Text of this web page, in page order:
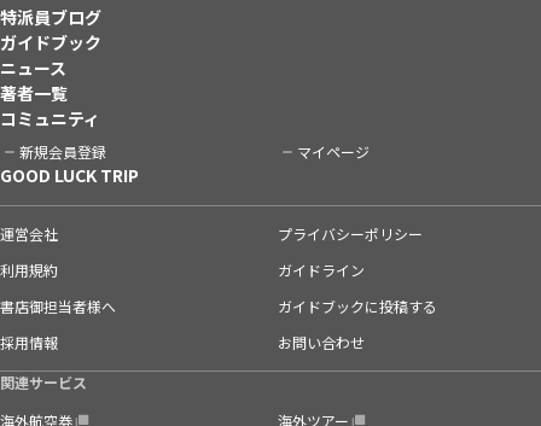
特派員ブログ
ガイドブック
ニュース
著者一覧
コミュニティ
新規会員登録 マイページ
GOOD LUCK TRIP
運営会社
プライバシーポリシー
利用規約
ガイドライン
書店御担当者様へ
ガイドブックに投稿する
採用情報
お問い合わせ
関連サービス
海外航空券
海外ツアー